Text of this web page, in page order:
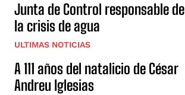
Junta de Control responsable de
la crisis de agua
ULTIMAS NOTICIAS
A 111 años del natalicio de César
Andreu Iglesias